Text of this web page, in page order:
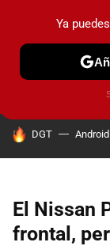
PRUEBAS
HOY SE HABLA
DGT
El Nissan
frontal,
Ya